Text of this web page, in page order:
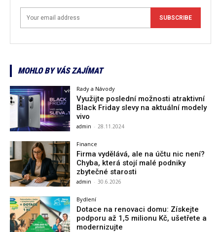
SUBSCRIBE
MOHLO BY VÁS ZAJÍMAT
Rady a Návody
Využijte poslední možnosti atraktivní
Black Friday slevy na aktuální modely
vivo
admin - 28.11.2024
Finance
Firma vydělává, ale na účtu nic není?
Chyba, která stojí malé podniky
zbytečné starosti
admin - 30.6.2026
Bydlení
Dotace na renovaci domu: Získejte
podporu až 1,5 milionu Kč, ušetřete a
modernizujte